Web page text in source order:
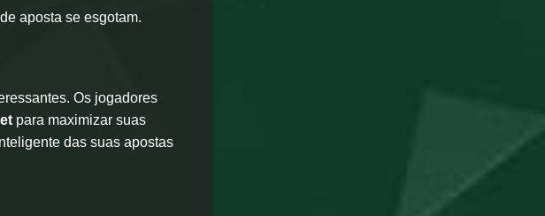
aposta se esgotam.
Os jogadores
para maximizar suas
das suas apostas